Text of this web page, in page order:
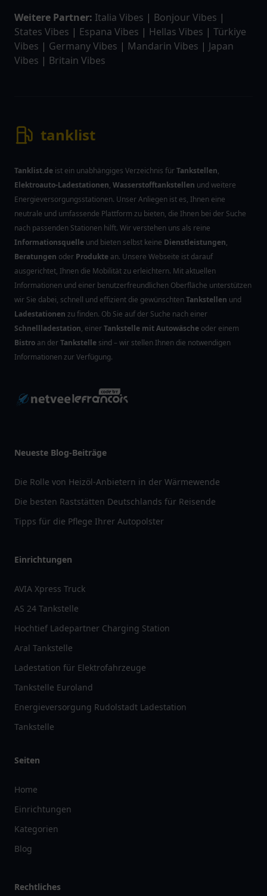
Weitere Partner: Italia Vibes | Bonjour Vibes |
States Vibes | Espana Vibes | Hellas Vibes | Türkiye
Vibes | Germany Vibes | Mandarin Vibes | Japan
Vibes | Britain Vibes
tanklist
Tanklist.de ist ein unabhängiges Verzeichnis fürTankstellen,
Elektroauto-Ladestationen, Wasserstofftankstellen und weitere
Energieversorgungsstationen. Unser Anliegen ist es, Ihnen eine
neutrale und umfassende Plattform zu bieten, die Ihnen bei der Suche
nach passenden Stationen hilft. Wir verstehen uns als reine
Informationsquelle und bieten selbst keine Dienstleistungen,
Beratungen oder Produkte an. Unsere Webseite ist darauf
ausgerichtet, Ihnen die Mobilität zu erleichtern. Mit aktuellen
Informationen und einer benutzerfreundlichen Oberfläche unterstützen
wir Sie dabei, schnell und effizient die gewünschtenTankstellen und
Ladestationen zu finden. Ob Sie auf der Suche nach einer
Schnellladestation, einerTankstelle mit Autowäsche oder einem
Bistro an derTankstelle sind – wir stellen Ihnen die notwendigen
Informationen zur Verfügung.
Neueste Blog-Beiträge
Die Rolle von Heizöl-Anbietern in der Wärmewende
Die besten Raststätten Deutschlands für Reisende
Tipps für die Pflege Ihrer Autopolster
Einrichtungen
AVIA Xpress Truck
AS 24 Tankstelle
Hochtief Ladepartner Charging Station
Aral Tankstelle
Ladestation für Elektrofahrzeuge
Tankstelle Euroland
Energieversorgung Rudolstadt Ladestation
Tankstelle
Seiten
Home
Einrichtungen
Kategorien
Blog
Rechtliches